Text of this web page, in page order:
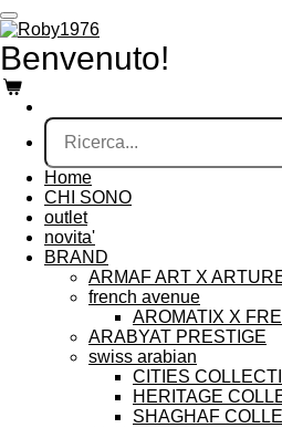
Vai
al
contenuto
principale
Benvenuto!
Home
CHI SONO
outlet
novita'
BRAND
ARMAF ART X
french avenue
AROMATIX X
ARABYAT PRESTIGE
swiss arabian
CITIES
HERITAGE
SHAGHAF